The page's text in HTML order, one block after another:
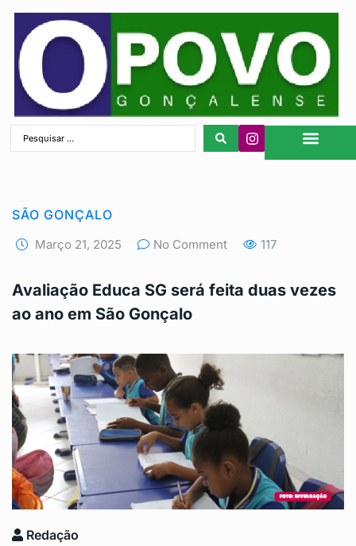
SÃO GONÇALO
Março 21, 2025 No Comment 117
Avaliação Educa SG será feita duas vezes
ao ano em São Gonçalo
Redação